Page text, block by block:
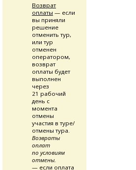
Возврат
оплаты — если
вы приняли
решение
отменить тур,
или тур
отменен
оператором,
возврат
оплаты будет
выполнен
через
21 рабочий
день с
момента
отмены
участия в туре/
отмены тура.
Возвраты
оплат
по условиям
отмены.
— если оплата